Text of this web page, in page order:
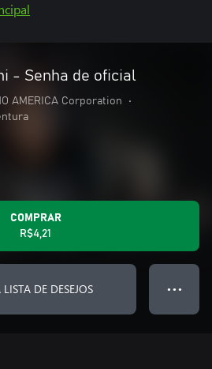
- Senha de oficial
AMERICA Corporation
•
COMPRAR
R$4,21
DE DESEJOS ● ● ●